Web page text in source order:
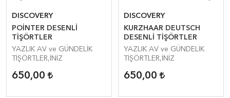
DISCOVERY
POİNTER DESENLİ
TİŞÖRTLER
YAZLIK AV ve GÜNDELİK
TİŞÖRTLER,İNİZ
650,00
DISCOVERY
KURZHAAR DEUTSCH
DESENLİ TİŞÖRTLER
YAZLIK AV ve GÜNDELİK
TİŞÖRTLER,İNİZ
650,00